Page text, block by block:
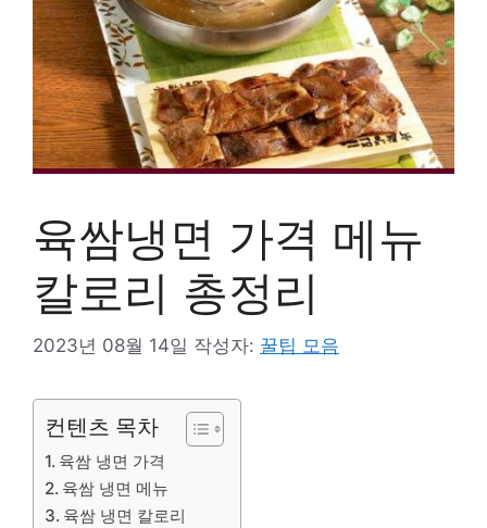
육쌈냉면 가격 메뉴
칼로리 총정리
2023년 08월 14일 작성자: 꿀팁 모음
컨텐츠 목차
육쌈 냉면 가격
육쌈 냉면 메뉴
육쌈 냉면 칼로리